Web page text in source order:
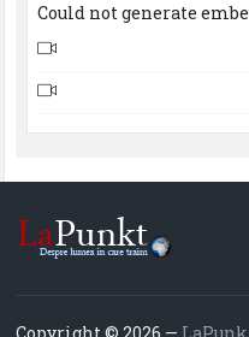
Could not generate